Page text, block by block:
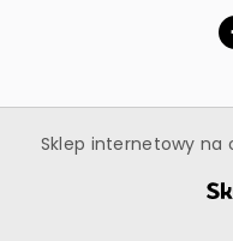
Sklep internetowy na